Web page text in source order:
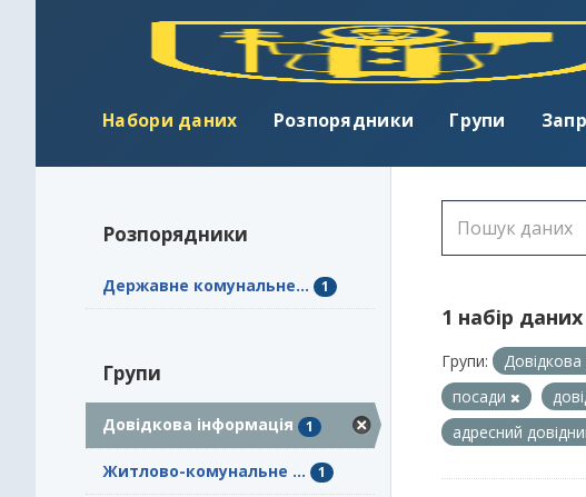
Набори даних Розпорядники Групи
Розпорядники
Державне комунальне... 1
Групи
Довідкова інформація 1
Житлово-комунальне ... 1
1 набір
Групи: Довідкова
посади
адресний